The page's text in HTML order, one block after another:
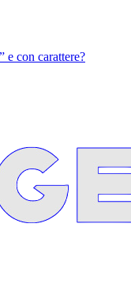
e con carattere?